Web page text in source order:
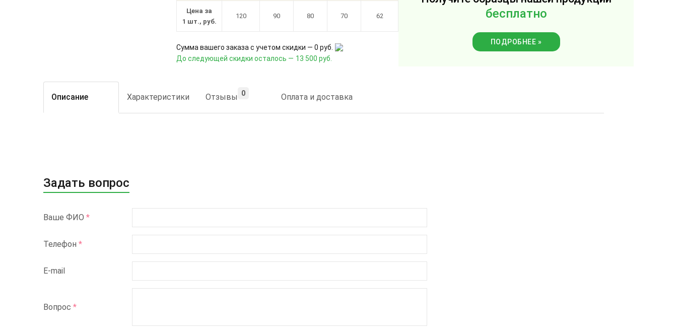
Цена за
1 шт., руб.
120 90 80 70 62
Сумма вашего заказа с учетом скидки —0 руб.
До следующей скидки осталось — 13 500 руб.
бесплатно
ПОДРОБНЕЕ »
Описание Характеристики Отзывы 0 Оплата и доставка
Задать вопрос
Ваше ФИО *
Телефон *
E-mail
Вопрос *